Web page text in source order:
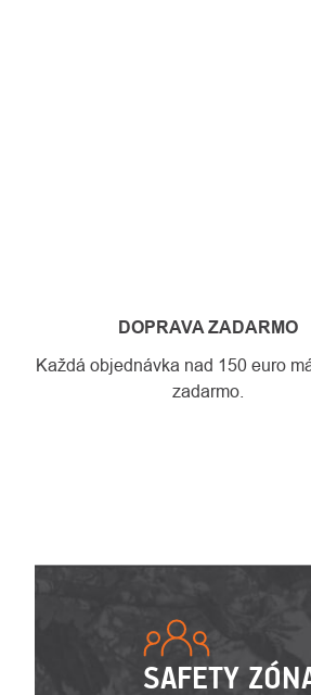
DOPRAVA ZADARMO
Každá objednávka nad 150 euro
zadarmo.
SAFETY